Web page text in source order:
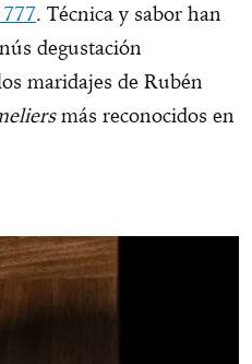
. Técnica y sabor han
degustación
maridajes de Rubén
más reconocidos en